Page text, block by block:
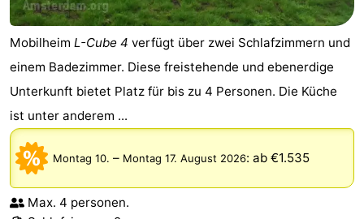
Südholland
Praktisch
Forum
Őffentliche
Verkehr
Route
Hauptbahnhof
Mobilheim L-Cube 4 verfügt über zwei Schlafzimmern und
einem Badezimmer. Diese freistehende und ebenerdige
Unterkunft bietet Platz für bis zu 4 Personen. Die Küche
ist unter anderem ...
Montag 10. – Montag 17. August 2026: ab €1.535
Max. 4 personen.